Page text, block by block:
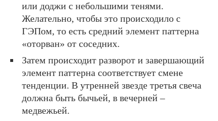
или доджи с небольшими тенями.
Желательно, чтобы это происходило с
ГЭПом, то есть средний элемент паттерна
«оторван» от соседних.
Затем происходит разворот и завершающий
элемент паттерна соответствует смене
тенденции. В утренней звезде третья свеча
должна быть бычьей, в вечерней –
медвежьей.